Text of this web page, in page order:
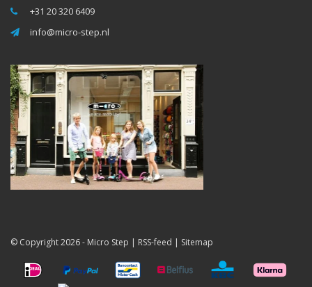
+31 20 320 6409
info@micro-step.nl
© Copyright 2026 - Micro Step | RSS-feed | Sitemap